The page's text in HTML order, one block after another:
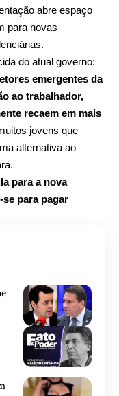
abre espaço
para novas
do atual governo:
emergentes da
ao trabalhador,
recaem em mais
jovens que
alternativa ao
para a nova
para pagar